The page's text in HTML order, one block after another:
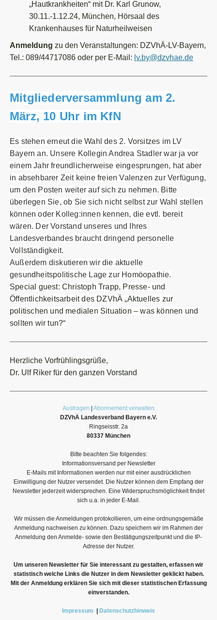
„Hautkrankheiten“ mit Dr. Karl Grunow,
30.11.-1.12.24, München, Hörsaal des
Krankenhauses für Naturheilweisen
Anmeldung zu den Veranstaltungen: DZVhÄ-LV-Bayern,
Tel.: 089/44717086 oder per E-Mail: lv.by@dzvhae.de
Mitgliederversammlung am 2.
März, 10 Uhr im KfN
Es stehen erneut die Wahl des 2. Vorsitzes im LV
Bayern an. Unsere Kollegin Andrea Stadler war ja vor
einem Jahr freundlicherweise eingesprungen, hat aber
in absehbarer Zeit keine freien Valenzen zur Verfügung,
um den Posten weiter auf sich zu nehmen. Bitte
überlegen Sie, ob Sie sich nicht selbst zur Wahl stellen
können oder Kolleg:innen kennen, die evtl. bereit
wären. Der Vorstand unseres und Ihres
Landesverbandes braucht dringend personelle
Vollständigkeit.
Außerdem diskutieren wir die aktuelle
gesundheitspolitische Lage zur Homöopathie.
Special guest: Christoph Trapp, Presse- und
Öffentlichkeitsarbeit des DZVhÄ„Aktuelles zur
politischen und medialen Situation – was können und
sollten wir tun?“
Herzliche Vorfrühlingsgrüße,
Dr. Ulf Riker für den ganzen Vorstand
Austragen
Abonnement verwalten
DZVhÄ Landesverband Bayern e.V.
Ringseisstr. 2a
80337 München
Bitte beachten Sie folgendes:
Informationsversand per Newsletter
E-Mails mit Informationen werden nur mit einer ausdrücklichen
Einwilligung der Nutzer versendet. Die Nutzer können dem Empfang der
Newsletter jederzeit widersprechen. Eine Widerspruchsmöglichkeit findet
sich u.a. in jeder E-Mail.
Wir müssen die Anmeldungen protokollieren, um eine ordnungsgemäße
Anmeldung nachweisen zu können. Dazu speichern wir im Rahmen der
Anmeldung den Anmelde- sowie den Bestätigungszeitpunkt und die IP-
Adresse der Nutzer.
Um unseren Newsletter für Sie interessant zu gestalten, erfassen wir
statistisch welche Links die Nutzer in dem Newsletter geklickt haben.
Mit der Anmeldung erklären Sie sich mit dieser statistischen Erfassung
einverstanden.
Impressum Datenschutzhinweis